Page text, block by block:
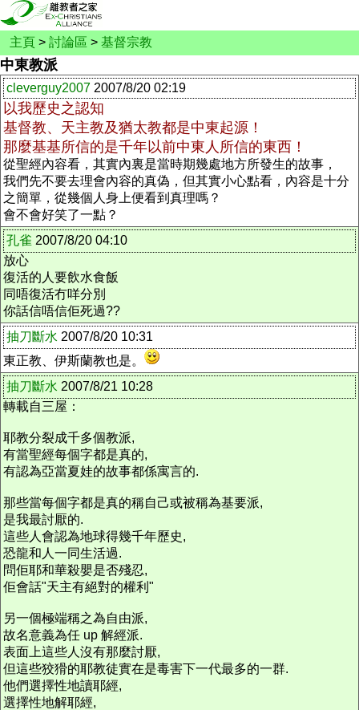
主頁 > 討論區 > 基督宗教
中東教派
cleverguy2007 2007/8/20 02:19
以我歷史之認知
基督教、天主教及猶太教都是中東起源！
那麼基基所信的是千年以前中東人所信的東西！
從聖經內容看，其實內裏是當時期幾處地方所發生的故事，
我們先不要去理會內容的真偽，但其實小心點看，內容是十分
之簡單，從幾個人身上便看到真理嗎？
會不會好笑了一點？
孔雀 2007/8/20 04:10
放心
復活的人要飲水食飯
同唔復活冇咩分別
你話信唔信佢死過??
抽刀斷水 2007/8/20 10:31
東正教、伊斯蘭教也是。
抽刀斷水 2007/8/21 10:28
轉載自三屋：
耶教分裂成千多個教派,
有當聖經每個字都是真的,
有認為亞當夏娃的故事都係寓言的.
那些當每個字都是真的稱自己或被稱為基要派,
是我最討厭的.
這些人會認為地球得幾千年歷史,
恐龍和人一同生活過.
問佢耶和華殺嬰是否殘忍,
佢會話"天主有絕對的權利"
另一個極端稱之為自由派,
故名意義為任 up 解經派.
表面上這些人沒有那麼討厭,
但這些狡猾的耶教徒實在是毒害下一代最多的一群.
他們選擇性地讀耶經,
選擇性地解耶經,